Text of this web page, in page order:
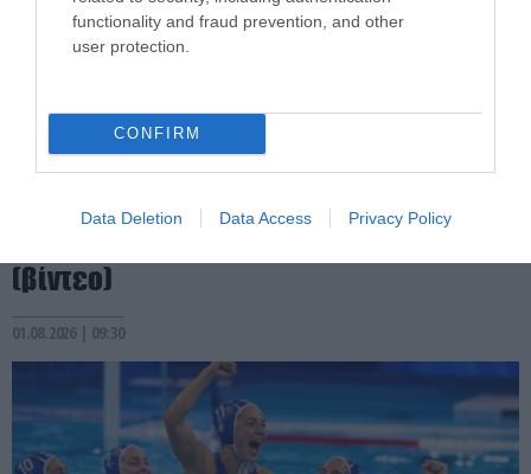
functionality and fraud prevention, and other
user protection.
CONFIRM
Data Deletion Data Access Privacy Policy
PRONEWS.GR /ΑΛΛΑ ΣΠΟΡ
Ένταση πριν τον αγώνα του Βασίλι
Καμότσκι με τον Ν.Ζαλέφσκι: Ο Ρώσος
(βίντεο)
01.08.2026 | 09:30